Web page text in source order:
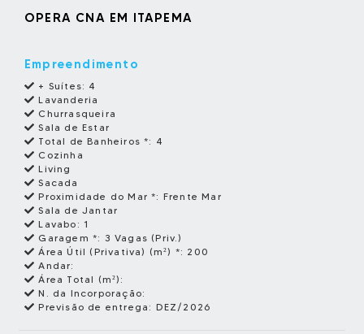
OPERA CNA EM ITAPEMA
Empreendimento
+ Suítes: 4
Lavanderia
Churrasqueira
Sala de Estar
Total de Banheiros *: 4
Cozinha
Living
Sacada
Proximidade do Mar *: Frente Mar
Sala de Jantar
Lavabo: 1
Garagem *: 3 Vagas (Priv.)
Área Útil (Privativa) (m²) *: 200
Andar:
Área Total (m²):
N. da Incorporação:
Previsão de entrega: DEZ/2026